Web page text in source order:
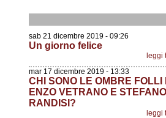
sab 21 dicembre 2019 - 09:26
Un giorno felice
leggi
mar 17 dicembre 2019 - 13:33
CHI SONO LE OMBRE FOLLI
ENZO VETRANO E STEFANO
RANDISI?
leggi